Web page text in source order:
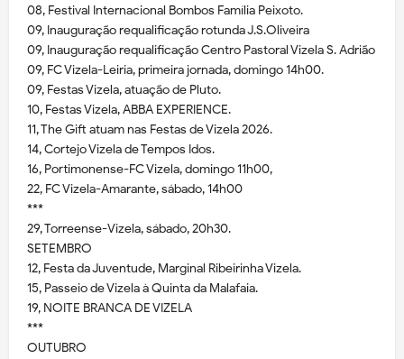
08, Festival Internacional Bombos Família Peixoto.
09, Inauguração requalificação rotunda J.S.Oliveira
09, Inauguração requalificação Centro Pastoral Vizela S. Adrião
09, FC Vizela-Leiria, primeira jornada, domingo 14h00.
09, Festas Vizela, atuação de Pluto.
10, Festas Vizela, ABBA EXPERIENCE.
11, The Gift atuam nas Festas de Vizela 2026.
14, Cortejo Vizela de Tempos Idos.
16, Portimonense-FC Vizela, domingo 11h00,
22, FC Vizela-Amarante, sábado, 14h00
***
29, Torreense-Vizela, sábado, 20h30.
SETEMBRO
12, Festa da Juventude, Marginal Ribeirinha Vizela.
15, Passeio de Vizela à Quinta da Malafaia.
19, NOITE BRANCA DE VIZELA
***
OUTUBRO